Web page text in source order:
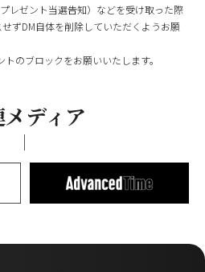
レゼント当選告知）などを受け取った際
ずDM自体を削除していただくようお願
のブロックをお願いいたします。
ディア